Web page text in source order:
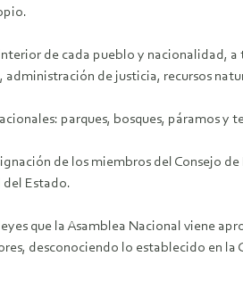
de cada pueblo y nacionalidad,
de justicia, recursos
parques, bosques, páramos
de los miembros del Consejo
del Estado.
que la Asamblea Nacional viene
desconociendo lo establecido en